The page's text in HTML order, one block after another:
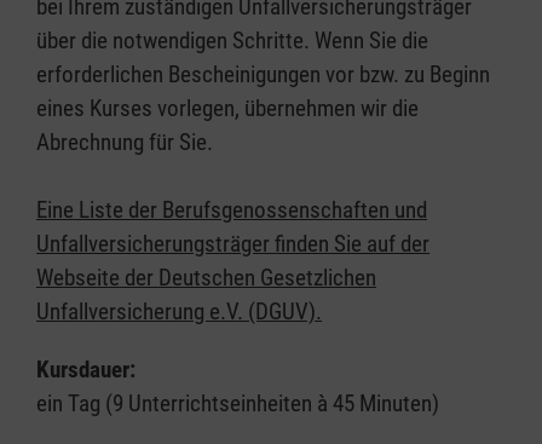
bei Ihrem zuständigen Unfallversicherungsträger
über die notwendigen Schritte. Wenn Sie die
erforderlichen Bescheinigungen vor bzw. zu Beginn
eines Kurses vorlegen, übernehmen wir die
Abrechnung für Sie.
Eine Liste der Berufsgenossenschaften und
Unfallversicherungsträger finden Sie auf der
Webseite der Deutschen Gesetzlichen
Unfallversicherung e.V. (DGUV).
Kursdauer:
ein Tag (9 Unterrichtseinheiten à 45 Minuten)